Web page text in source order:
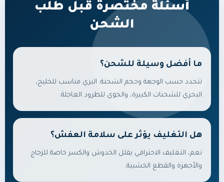
أسئلة مختصرة قبل طلب
الشحن
ما أفضل وسيلة للشحن؟
تتحدد حسب الوجهة وحجم الشحنة: البري مناسب للخليج،
البحري للشحنات الكبيرة، والجوي للطرود العاجلة.
هل التغليف يؤثر على سلامة العفش؟
نعم، التغليف الاحترافي يقلل الخدوش والكسر خاصة للزجاج
والأجهزة والقطع الخشبية.